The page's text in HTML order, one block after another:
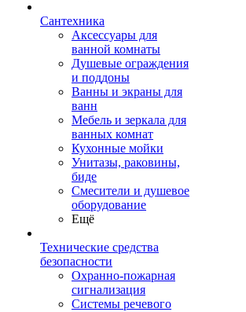
Сантехника
Аксессуары для
ванной комнаты
Душевые ограждения
и поддоны
Ванны и экраны для
ванн
Мебель и зеркала для
ванных комнат
Кухонные мойки
Унитазы, раковины,
биде
Смесители и душевое
оборудование
Ещё
Технические средства
безопасности
Охранно-пожарная
сигнализация
Системы речевого